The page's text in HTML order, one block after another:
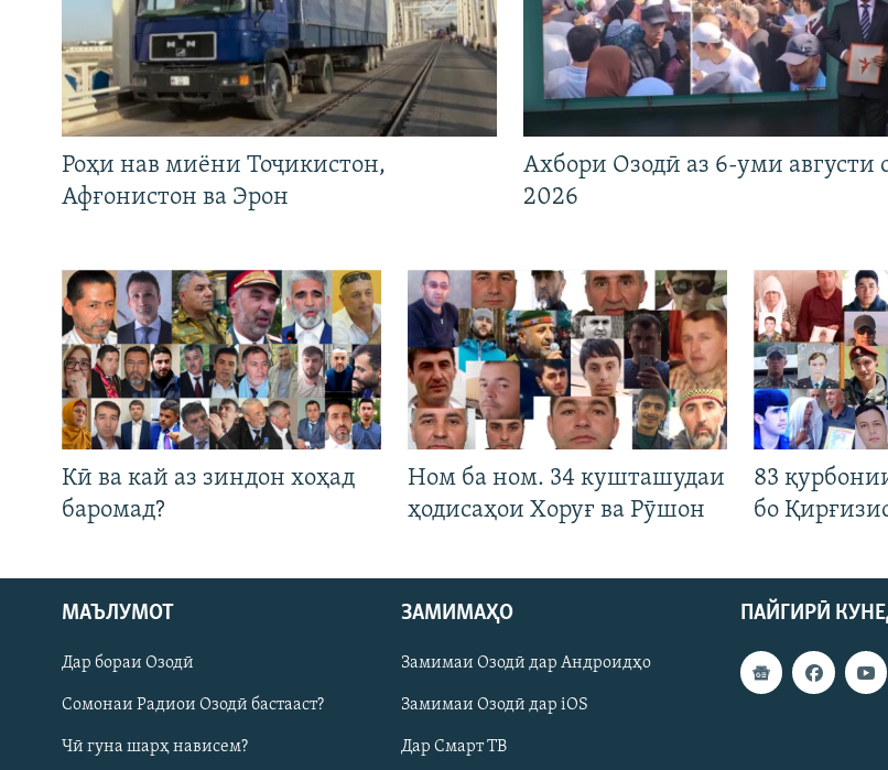
Русский
ПАЙГИРӢ КУНЕД
Роҳи нав миёни Тоҷикистон,
Афғонистон ва Эрон
Ахбори Озодӣ аз 6-уми августи
2026
Кӣ ва кай аз зиндон хоҳад
баромад?
Ном ба ном. 34 кушташудаи
ҳодисаҳои Хоруғ ва Рӯшон
83
бо
ПАЙГИРӢ
МАЪЛУМОТ
Дар бораи Озодӣ
Сомонаи Радиои Озодӣ бастааст?
Чӣ гуна шарҳ нависем?
ЗАМИМАҲО
Замимаи Озодӣ дар Андроидҳо
Замимаи Озодӣ дар iOS
Дар Смарт ТВ